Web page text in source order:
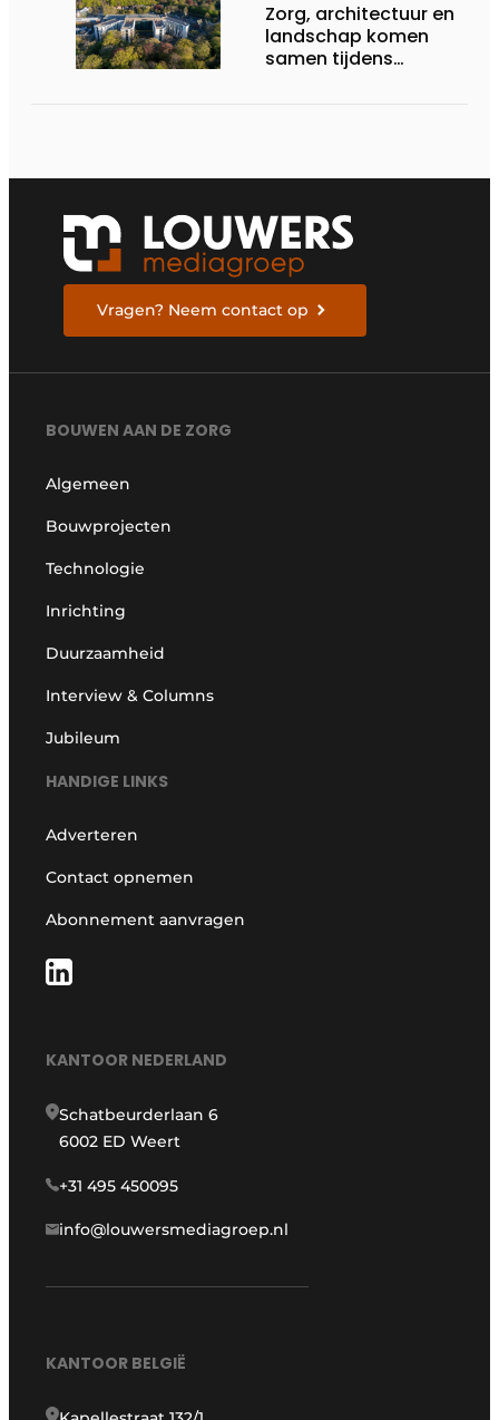
Zorg, architectuur en
landschap komen
samen tijdens
Vragen? Neem contact op
BOUWEN AAN DE ZORG
Algemeen
Bouwprojecten
Technologie
Inrichting
Duurzaamheid
Interview & Columns
Jubileum
HANDIGE LINKS
Adverteren
Contact opnemen
Abonnement aanvragen
KANTOOR NEDERLAND
Schatbeurderlaan 6
6002 ED Weert
+31 495 450095
info@louwersmediagroep.nl
KANTOOR BELGIË